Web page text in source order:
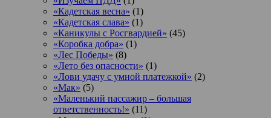
«Кадетская весна» (1)
«Кадетская слава» (1)
«Каникулы с Росгвардией» (45)
«Коробка добра» (1)
«Лес Победы» (8)
«Лето без опасности» (1)
«Лови удачу с умной платежкой» (2)
«Мак» (5)
«Маленький пассажир – большая
ответственность!» (11)